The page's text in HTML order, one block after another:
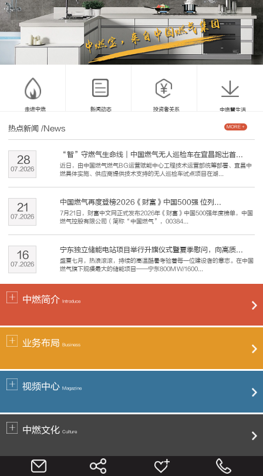
走进中燃 新闻动态 投资者关系 中燃慧生活
热点新闻 /News
“智”守燃气生命线｜中国燃气无人巡检车在宜昌跑出首...
近日，由中国燃气燃气BG运营赋能中心工程技术运营部统筹部署、宜昌中
燃具体实施、供应商提供技术支持的无人巡检车试点项目在湖...
07.2026
28
中国燃气再度登榜2026《财富》中国500强 位列...
7月21日，财富中文网正式发布2026年《财富》中国500强年度榜单，中国
燃气控股有限公司（简称“中国燃气”，00384...
07.2026
21
宁东独立储能电站项目举行升旗仪式暨夏季慰问，向高质...
盛夏七月，热浪滚滚，持续的高温酷暑考验着每一位建设者的意志。在中国
燃气旗下规模最大的储能项目——宁东800MW/1600...
07.2026
16
MORE +
中燃简介 Introduce
业务布局 Business
视频中心 Magazine
中燃文化 Culture